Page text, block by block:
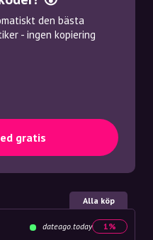
den bästa
- ingen kopiering
gratis
Alla köp
dateago.today 1%